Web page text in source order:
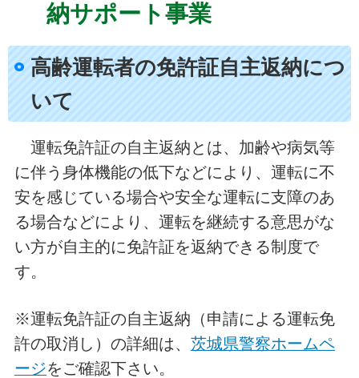
納サポート事業
高齢運転者の免許証自主返納につ
いて
運転免許証の自主返納とは、加齢や病気等
に伴う身体機能の低下などにより、運転に不
安を感じている場合や安全な運転に支障のあ
る場合などにより、運転を継続する意思がな
い方が自主的に免許証を返納できる制度で
す。
※運転免許証の自主返納（申請による運転免
許の取消し）の詳細は、 茨城県警察ホームペ
ージをご確認下さい。